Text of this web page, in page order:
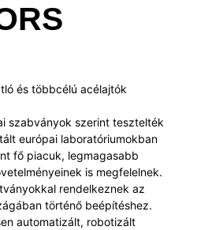
és többcélú acélajtók
szabványok szerint tesztelték
európai laboratóriumokban
fő piacuk, legmagasabb
is megfelelnek.
rendelkeznek az
történő beépítéshez.
automatizált, robotizált